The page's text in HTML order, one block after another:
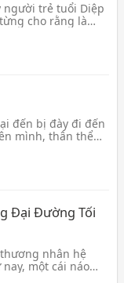
người trẻ tuổi Diệp
cho rằng là
đến bị đày đi đến
mình, thân thể
Đại Đường Tối
nhân hệ
một cái náo